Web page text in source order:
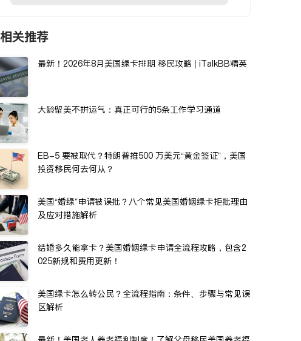
相关推荐
最新！2026年8月美国绿卡排期 移民攻略 | iTalkBB精英
大龄留美不拼运气：真正可行的5条工作学习通道
EB-5 要被取代？特朗普推500 万美元“黄金签证”，美国
投资移民何去何从？
美国“婚绿”申请被误批？八个常见美国婚姻绿卡拒批理由
及应对措施解析
结婚多久能拿卡？美国婚姻绿卡申请全流程攻略，包含2
025新规和费用更新！
美国绿卡怎么转公民？全流程指南：条件、步骤与常见误
区解析